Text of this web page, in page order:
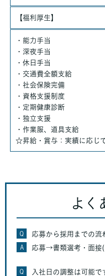
【福利厚生】
・能力手当
・深夜手当
・休日手当
・交通費全額支給
・社会保険完備
・資格支援制度
・定期健康診断
・独立支援
・作業服、道具支給
☆昇給・賞与：実績に応じ
よく
Q 応募から採用までの流
A 応募→書類選考・面接
Q 入社日の調整は可能で